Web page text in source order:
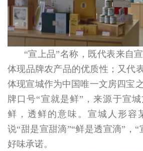
“宣上品”名称，既代表来自宣
体现品牌农产品的优质性；又代
体现宣城作为中国唯一文房四宝
牌口号“宣就是鲜”，来源于宣
鲜，透鲜的意味。宣城人形容
说“甜是宣甜滴”“鲜是透宣滴”，
好味承诺。